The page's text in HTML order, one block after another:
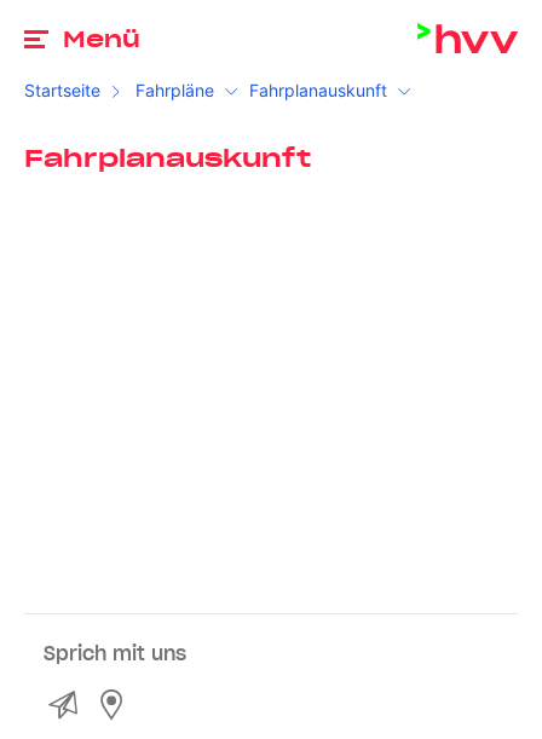
Menü
Startseite Fahrpläne Fahrplanauskunft
Fahrplanauskunft
Sprich mit uns
Kontakt